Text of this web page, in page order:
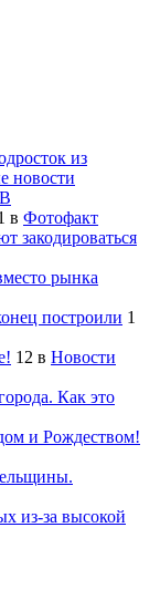
из
новости
в Фотофакт
закодироваться
рынка
построили 1
12 в Новости
Как это
и Рождеством!
из-за высокой